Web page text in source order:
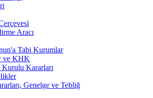
Aracı
Tabi Kurumlar
ve KHK
Kararları
Genelge ve Tebliğ